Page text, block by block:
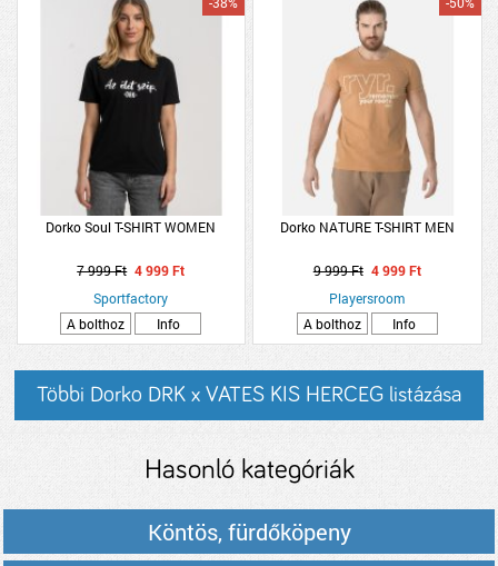
Dorko Soul T-SHIRT WOMEN
7 999 Ft 4 999 Ft
Sportfactory
A bolthoz
Info
Dorko NATURE T-SHIRT MEN
9 999 Ft 4 999 Ft
Playersroom
A bolthoz
Info
Többi Dorko DRK x VATES KIS HERCEG listázása
Hasonló kategóriák
Köntös, fürdőköpeny